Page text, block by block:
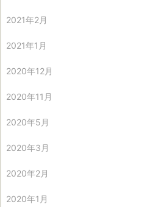
2021年2月
2021年1月
2020年12月
2020年11月
2020年5月
2020年3月
2020年2月
2020年1月